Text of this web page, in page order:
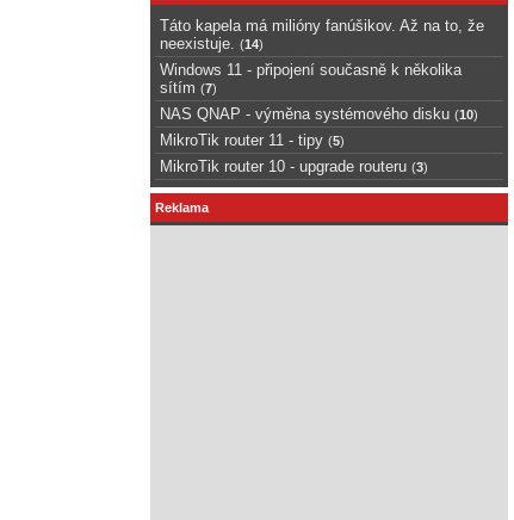
Táto kapela má milióny fanúšikov. Až na to, že
neexistuje.
(14)
Windows 11 - připojení současně k několika
sítím (7)
NAS QNAP - výměna systémového disku (10)
MikroTik router 11 - tipy (5)
MikroTik router 10 - upgrade routeru (3)
Reklama